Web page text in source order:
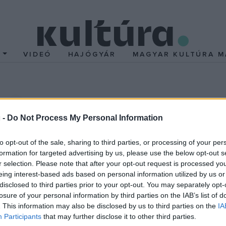
- Do Not Process My Personal Information
opt-out of the sale, sharing to third parties, or processing of your
for targeted advertising by us, please use the below opt-out
selection. Please note that after your opt-out request is processed
interest-based ads based on personal information utilized by us
to third parties prior to your opt-out. You may separately
of your personal information by third parties on the IAB’s list of
This information may also be disclosed by us to third parties on the
Participants that may further disclose it to other third parties.
VIDEÓ HAJÓGYÁR MAGYAR KULTÚRA
ben ( Jude Law ) van valami közös: Andrew felesége.
a felfelé küszködő színészt, Tindle-t. Egyfajta
birtokot, hogy megkaparinthassák a biztosítást. A
azt Wyke gondolja. Az 1971-es A mesterdetektív című